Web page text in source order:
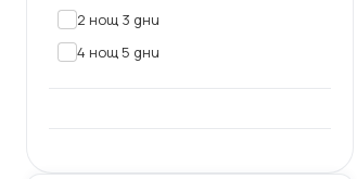
2 нощ 3 дни
4 нощ 5 дни